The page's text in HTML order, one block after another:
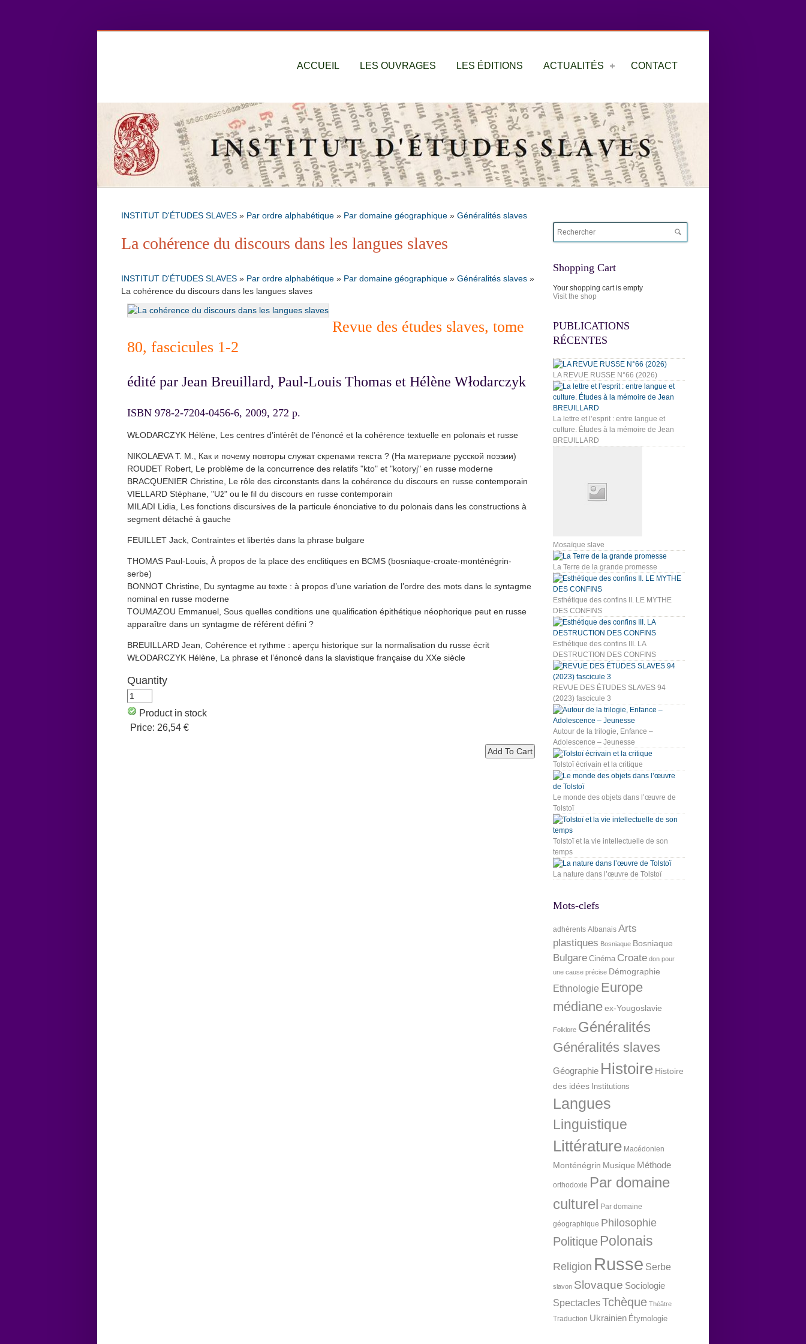
ACCUEIL LES OUVRAGES LES ÉDITIONS ACTUALITÉS CONTACT
INSTITUT D'ÉTUDES SLAVES » Par ordre alphabétique » Par domaine géographique » Généralités slaves
La cohérence du discours dans les langues slaves
INSTITUT D'ÉTUDES SLAVES » Par ordre alphabétique » Par domaine géographique » Généralités slaves »
La cohérence du discours dans les langues slaves
Revue des études slaves, tome
80, fascicules 1-2
édité par Jean Breuillard, Paul-Louis Thomas et Hélène Włodarczyk
ISBN 978-2-7204-0456-6, 2009, 272 p.
WŁODARCZYK Hélène, Les centres d’intérêt de l’énoncé et la cohérence textuelle en polonais et russe
NIKOLAEVA T. M., Как и почему повторы служат скрепами текста ? (Hа материале русской поэзии)
ROUDET Robert, Le problème de la concurrence des relatifs "kto" et "kotoryj" en russe moderne
BRACQUENIER Christine, Le rôle des circonstants dans la cohérence du discours en russe contemporain
VIELLARD Stéphane, "Už" ou le fil du discours en russe contemporain
MILADI Lidia, Les fonctions discursives de la particule énonciative to du polonais dans les constructions à
segment détaché à gauche
FEUILLET Jack, Contraintes et libertés dans la phrase bulgare
THOMAS Paul-Louis, À propos de la place des enclitiques en BCMS (bosniaque-croate-monténégrin-
serbe)
BONNOT Christine, Du syntagme au texte : à propos d’une variation de l’ordre des mots dans le syntagme
nominal en russe moderne
TOUMAZOU Emmanuel, Sous quelles conditions une qualification épithétique néophorique peut en russe
apparaître dans un syntagme de référent défini ?
BREUILLARD Jean, Cohérence et rythme : aperçu historique sur la normalisation du russe écrit
WŁODARCZYK Hélène, La phrase et l’énoncé dans la slavistique française du XXe siècle
Quantity
Product in stock
Price: 26,54 €
Shopping Cart
Your shopping cart is empty
Visit the shop
PUBLICATIONS
RÉCENTES
LA REVUE RUSSE N°66 (2026)
La lettre et l’esprit : entre langue et
culture. Études à la mémoire de Jean
BREUILLARD
Mosaïque slave
La Terre de la grande promesse
Esthétique des confins II. LE MYTHE
DES CONFINS
Esthétique des confins III. LA
DESTRUCTION DES CONFINS
REVUE DES ÉTUDES SLAVES 94
(2023) fascicule 3
Autour de la trilogie, Enfance –
Adolescence – Jeunesse
Tolstoï écrivain et la critique
Le monde des objets dans l’œuvre de
Tolstoï
Tolstoï et la vie intellectuelle de son
temps
La nature dans l’œuvre de Tolstoï
Mots-clefs
adhérents Albanais Arts
plastiques Bosniaque Bosniaque
Bulgare Cinéma Croate don pour
une cause précise Démographie
Ethnologie Europe
médianeex-Yougoslavie
Folklore Généralités
Généralités slaves
Géographie Histoire Histoire
des idées Institutions
Langues
Linguistique
Littérature Macédonien
Monténégrin Musique Méthode
orthodoxie Par domaine
culturel Par domaine
géographique Philosophie
Politique Polonais
Religion Russe Serbe
slavon Slovaque Sociologie
SpectaclesTchèque Théâtre
Traduction Ukrainien Étymologie